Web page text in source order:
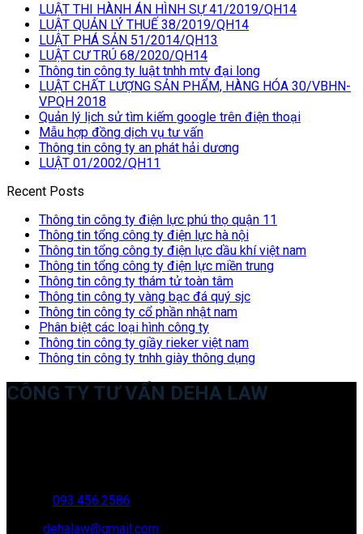
LUẬT THI HÀNH ÁN HÌNH SỰ 41/2019/QH14
LUẬT QUẢN LÝ THUẾ 38/2019/QH14
LUẬT PHÁ SẢN 51/2014/QH13
LUẬT CƯ TRÚ 68/2020/QH14
Thông tin công ty luật tnhh mtv đại long
LUẬT CHẤT LƯỢNG SẢN PHẨM, HÀNG HÓA 30/VBHN-
VPQH 2018
Quản lý lịch sử tìm kiếm google trên điện thoại
Mẫu hợp đồng dịch vụ tư vấn
Thông tin công ty an phát hải dương
LUẬT 01/2002/QH11
Recent Posts
Thông tin công ty điện lực phú thọ quận 11
Thông tin tổng công ty điện lực hà nội
Thông tin tổng công ty điện lực dầu khí việt nam
Thông tin tổng công ty điện lực miền trung
Thông tin công ty thám tử toàn tâm
Thông tin công ty vàng bạc đá quý sjc
Thông tin công ty cổ phần nhật nam
Phân biệt các loại hình công ty
Thông tin công ty giầy rieker việt nam
Thông tin công ty tnhh giày thông dụng
CÔNG TY TƯ VẤN DEHA LAW
093.456.2586
dehalaw@gmail.com